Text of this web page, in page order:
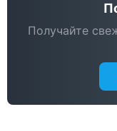
Получайте